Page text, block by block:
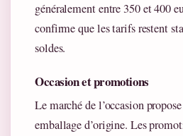
généralement entre 350 et 400
confirme que les tarifs restent
soldes.
Occasion et promotions
Le marché de l’occasion
emballage d’origine. Les